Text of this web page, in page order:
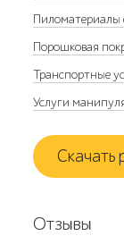
Пиломатериалы
Порошковая
Транспортные
Услуги
Скачать
Отзывы